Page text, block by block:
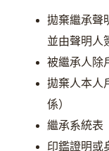
拋棄繼承聲
並由聲明人
被繼承人除
拋棄人本人
係）
繼承系統表
印鑑證明或